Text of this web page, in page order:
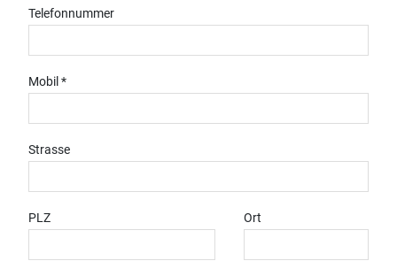
Telefonnummer
Mobil *
Strasse
PLZ Ort